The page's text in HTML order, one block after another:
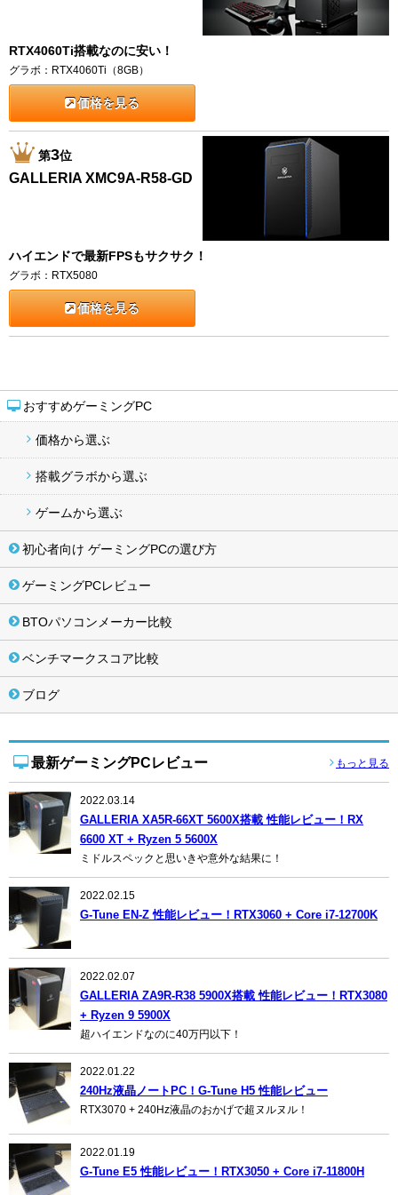
おすすめゲーミングPC
価格から選ぶ
搭載グラボから選ぶ
ゲームから選ぶ
初心者向け ゲーミングPCの選び方
ゲーミングPCレビュー
BTOパソコンメーカー比較
ベンチマークスコア比較
ブログ
最新ゲーミングPCレビュー もっと見る
2022.03.14
GALLERIA XA5R-66XT 5600X搭載 性能レビュー！RX
6600 XT + Ryzen 5 5600X
ミドルスペックと思いきや意外な結果に！
2022.02.15
G-Tune EN-Z 性能レビュー！RTX3060 + Core i7-12700K
2022.02.07
GALLERIA ZA9R-R38 5900X搭載 性能レビュー！RTX3080
+ Ryzen 9 5900X
超ハイエンドなのに40万円以下！
2022.01.22
240Hz液晶ノートPC！G-Tune H5 性能レビュー
RTX3070 + 240Hz液晶のおかげで超ヌルヌル！
2022.01.19
G-Tune E5 性能レビュー！RTX3050 + Core i7-11800H
RTX4060Ti搭載なのに安い！
グラボ：RTX4060Ti（8GB）
価格を見る
第3位
GALLERIA XMC9A-R58-GD
ハイエンドで最新FPSもサクサク！
グラボ：RTX5080
価格を見る